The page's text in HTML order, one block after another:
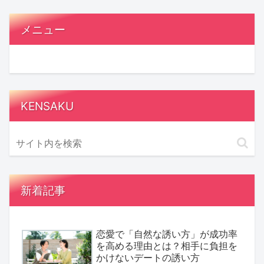
メニュー
KENSAKU
新着記事
恋愛で「自然な誘い方」が成功率
を高める理由とは？相手に負担を
かけないデートの誘い方